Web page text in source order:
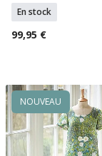
En stock
99,95 €
NOUVEAU